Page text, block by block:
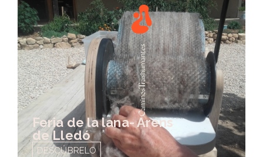
Feria de la lana- Arens
de Lledó
DESCÚBRELO